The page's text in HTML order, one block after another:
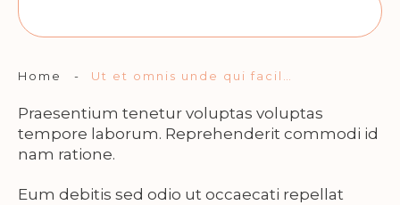
Home -
Praesentium tenetur voluptas voluptas
tempore laborum. Reprehenderit commodi id
nam ratione.
Eum debitis sed odio ut occaecati repellat